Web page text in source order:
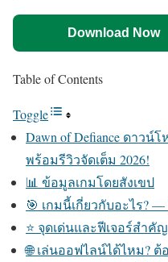
Download Now
Table of Contents
Toggle
Dawn of Defiance ดาวน์
พร้อมรีวิวจัดเต็ม 2026!
📊 ข้อมูลเกมโดยสังเขป
🎯 เกมนี้เกี่ยวกับอะไร?
⭐ จุดเด่นและฟีเจอร์สำคัญ
🌐 เล่นออฟไลน์ได้ไหม?